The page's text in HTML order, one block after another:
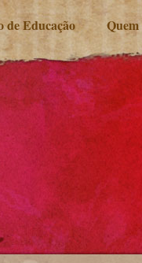
de Educação Quem